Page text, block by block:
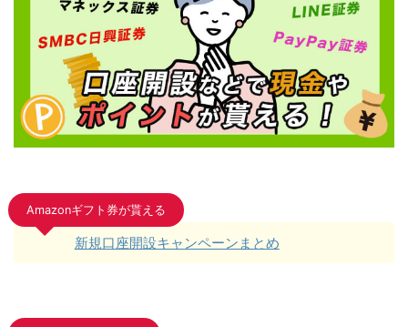
Amazonギフト券が貰える
新規口座開設キャンペーンまとめ